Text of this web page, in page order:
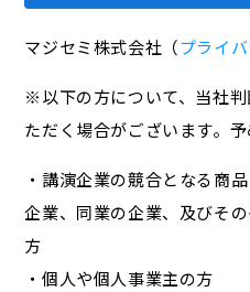
マジセミ株式会社（プライ
※以下の方について、当社
ただく場合がございます。予
・講演企業の競合となる商
企業、同業の企業、及びそ
方
・個人や個人事業主の方